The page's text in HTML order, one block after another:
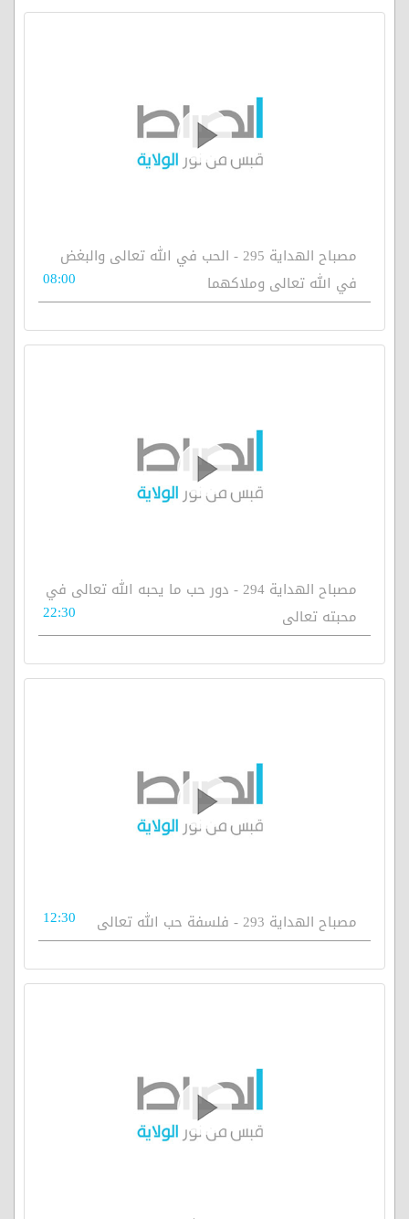
مصباح الهداية 295 - الحب في الله تعالى والبغض
في الله تعالى وملاكهما
08:00
مصباح الهداية 294 - دور حب ما يحبه الله تعالى في
محبته تعالى
22:30
مصباح الهداية 293 - فلسفة حب الله تعالى 12:30